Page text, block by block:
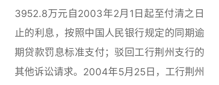
3952.8万元自2003年2月1日起至付清之日
止的利息，按照中国人民银行规定的同期逾
期贷款罚息标准支付；驳回工行荆州支行的
其他诉讼请求。2004年5月25日，工行荆州